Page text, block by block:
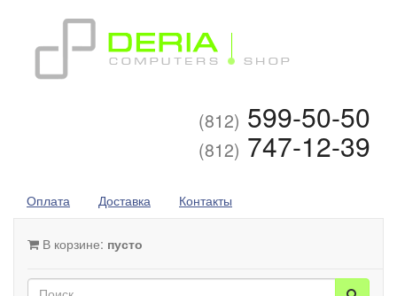
(812) 599-50-50
(812) 747-12-39
Оплата Доставка Контакты
В корзине: пусто